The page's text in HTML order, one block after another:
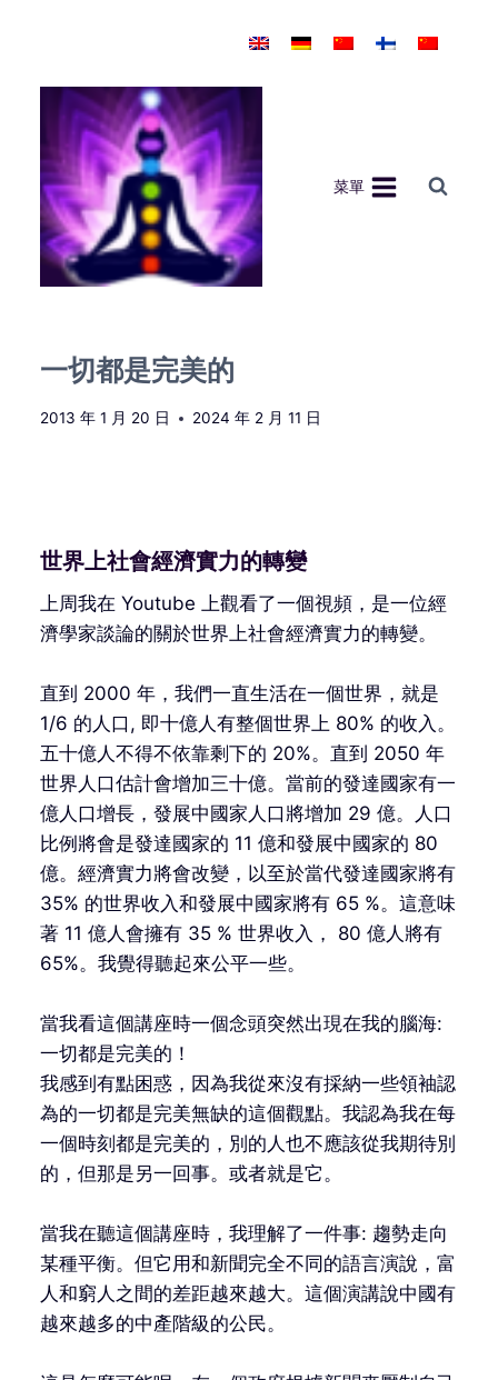
菜單
一切都是完美的
2013 年 1 月 20 日 2024 年 2 月 11 日
世界上社會經濟實力的轉變
上周我在 Youtube 上觀看了一個視頻，是一位經
濟學家談論的關於世界上社會經濟實力的轉變。
直到 2000 年，我們一直生活在一個世界，就是
1/6 的人口, 即十億人有整個世界上 80% 的收入。
五十億人不得不依靠剩下的 20%。直到 2050 年
世界人口估計會增加三十億。當前的發達國家有一
億人口增長，發展中國家人口將增加 29 億。人口
比例將會是發達國家的 11 億和發展中國家的 80
億。經濟實力將會改變，以至於當代發達國家將有
35% 的世界收入和發展中國家將有 65 %。這意味
著 11 億人會擁有 35 % 世界收入， 80 億人將有
65%。我覺得聽起來公平一些。
當我看這個講座時一個念頭突然出現在我的腦海:
一切都是完美的！
我感到有點困惑，因為我從來沒有採納一些領袖認
為的一切都是完美無缺的這個觀點。我認為我在每
一個時刻都是完美的，別的人也不應該從我期待別
的，但那是另一回事。或者就是它。
當我在聽這個講座時，我理解了一件事: 趨勢走向
某種平衡。但它用和新聞完全不同的語言演說，富
人和窮人之間的差距越來越大。這個演講說中國有
越來越多的中產階級的公民。